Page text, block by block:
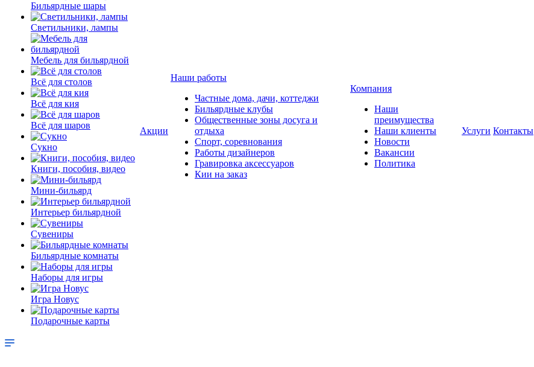
Бильярдные шары
Светильники, лампы
Мебель для бильярдной
Всё для столов
Всё для кия
Всё для шаров
Сукно
Книги, пособия, видео
Мини-бильярд
Интерьер бильярдной
Сувениры
Бильярдные комнаты
Наборы для игры
Игра Новус
Подарочные карты
Акции
Наши работы
Частные дома, дачи, коттеджи
Бильярдные клубы
Общественные зоны досуга и
отдыха
Спорт, соревнования
Работы дизайнеров
Гравировка аксессуаров
Кии на заказ
Компания
Наши
преимущества
Наши клиенты
Новости
Вакансии
Политика
Услуги Контакты